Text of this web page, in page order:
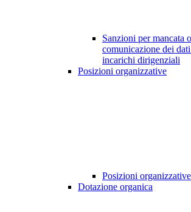
Sanzioni per mancata
comunicazione dei
incarichi dirigenziali
Posizioni organizzative
Posizioni organizzative
Dotazione organica